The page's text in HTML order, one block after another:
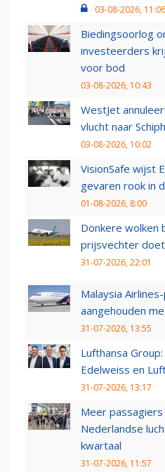
03-08-2026, 11:06
Biedingsoorlog
investeerders
voor bod
03-08-2026, 10:43
WestJet
vlucht naar
03-08-2026, 10:02
VisionSafe wijst
gevaren rook in
01-08-2026, 8:00
Donkere wolken
prijsvechter
31-07-2026, 22:01
Malaysia
aangehouden
31-07-2026, 13:55
Lufthansa
Edelweiss en
31-07-2026, 13:17
Meer
Nederlandse
kwartaal
31-07-2026, 11:57